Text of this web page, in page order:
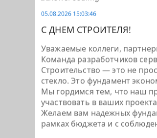
05.08.2026 15:03:46
С ДНЕМ СТРОИТЕЛЯ!
Уважаемые коллеги,
Команда разработчиков
Строительство — это не
стекло. Это фундамент
Мы гордимся тем, что наш
участвовать в ваших
Желаем вам надежных
рамках бюджета и с